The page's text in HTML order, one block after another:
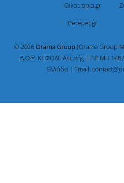
Oikotropia.gr
Perepet.gr
© 2026Orama Group(Orama Group
Δ.Ο.Υ. ΚΕΦΟΔΕ Αττικής | Γ.Ε.ΜΗ
Ελλάδα | Email: